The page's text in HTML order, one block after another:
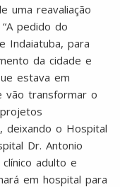
uma reavaliação
pedido do
Indaiatuba, para
da cidade e
estava em
vão transformar o
deixando o Hospital
Dr. Antonio
adulto e
em hospital para